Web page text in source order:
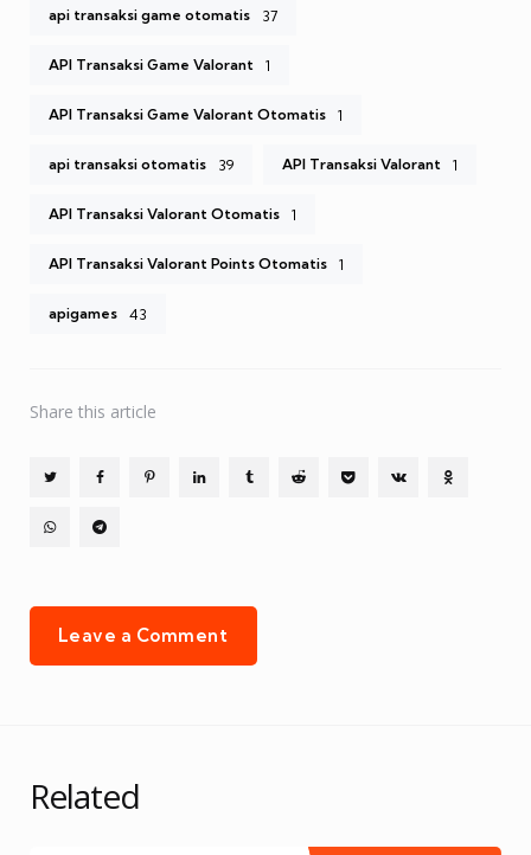
api transaksi game otomatis 37
API Transaksi Game Valorant 1
API Transaksi Game Valorant Otomatis 1
api transaksi otomatis 39 API Transaksi Valorant 1
API Transaksi Valorant Otomatis 1
API Transaksi Valorant Points Otomatis 1
apigames 43
Share this article
Leave a Comment
Related